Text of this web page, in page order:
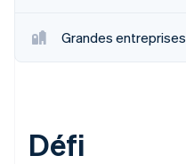
Grandes entreprises
Défi